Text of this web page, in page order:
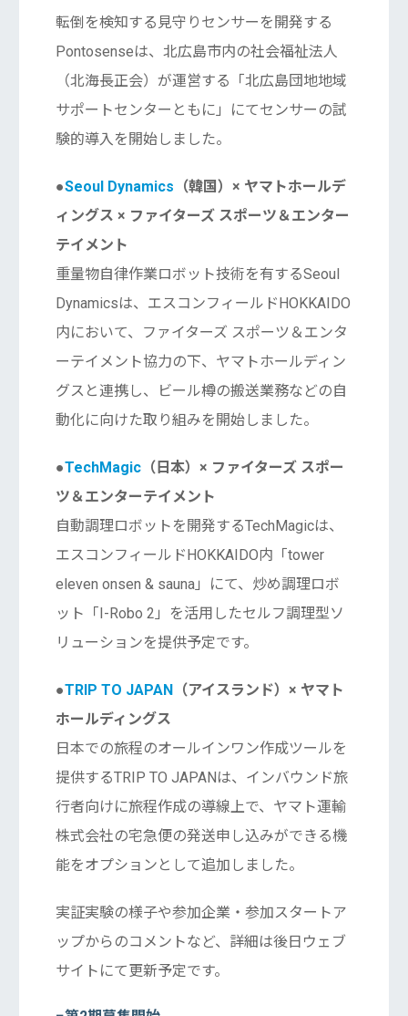
転倒を検知する見守りセンサーを開発する
Pontosenseは、北広島市内の社会福祉法人
（北海長正会）が運営する「北広島団地地域
サポートセンターともに」にてセンサーの試
験的導入を開始しました。
●Seoul Dynamics （韓国）× ヤマトホールデ
ィングス × ファイターズ スポーツ＆エンター
テイメント
重量物自律作業ロボット技術を有するSeoul
Dynamicsは、エスコンフィールドHOKKAIDO
内において、ファイターズ スポーツ＆エンタ
ーテイメント協力の下、ヤマトホールディン
グスと連携し、ビール樽の搬送業務などの自
動化に向けた取り組みを開始しました。
●TechMagic（日本）× ファイターズ スポー
ツ＆エンターテイメント
自動調理ロボットを開発するTechMagicは、
エスコンフィールドHOKKAIDO内「tower
eleven onsen & sauna」にて、炒め調理ロボ
ット「I-Robo 2」を活用したセルフ調理型ソ
リューションを提供予定です。
●TRIP TO JAPAN（アイスランド）× ヤマト
ホールディングス
日本での旅程のオールインワン作成ツールを
提供するTRIP TO JAPANは、インバウンド旅
行者向けに旅程作成の導線上で、ヤマト運輸
株式会社の宅急便の発送申し込みができる機
能をオプションとして追加しました。
実証実験の様子や参加企業・参加スタートア
ップからのコメントなど、詳細は後日ウェブ
サイトにて更新予定です。